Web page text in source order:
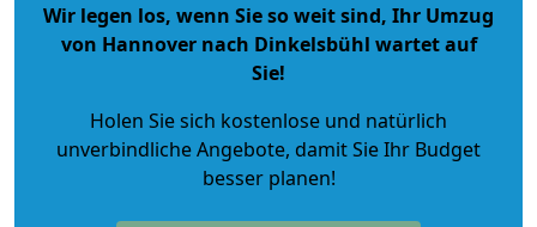
Wir legen los, wenn Sie so weit sind, Ihr Umzug
von Hannover nach Dinkelsbühl wartet auf
Sie!
Holen Sie sich kostenlose und natürlich
unverbindliche Angebote, damit Sie Ihr Budget
besser planen!